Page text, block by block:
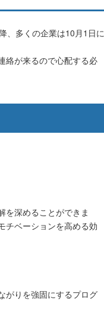
、多くの企業は10月1日に
絡が来るので心配する必
を深めることができま
チベーションを高める効
がりを強固にするプログ